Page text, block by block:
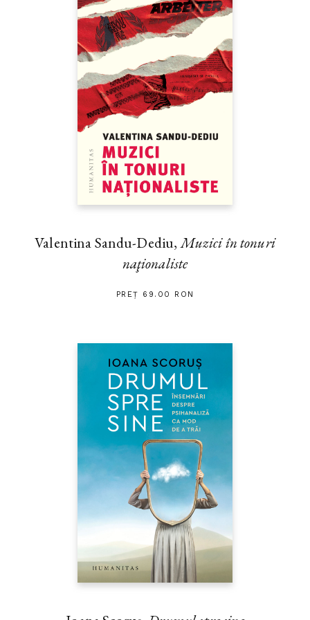
Valentina Sandu-Dediu,Muzici în tonuri
naţionaliste
PREȚ 69.00 RON